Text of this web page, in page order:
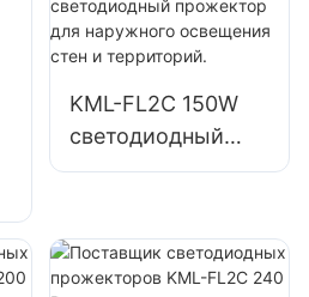
для уличного
освещения
и больших
вывесок
KML-FL2C 150W
светодиодный
прожектор для
освещения стен и
территорий.